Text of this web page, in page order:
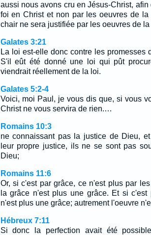
aussi nous avons cru en Jésus-Christ,
foi en Christ et non par les oeuvres de
chair ne sera justifiée par les oeuvres de la
Galates 3:21
La loi est-elle donc contre les promesses
S'il eût été donné une loi qui pût
viendrait réellement de la loi.
Galates 5:2-4
Voici, moi Paul, je vous dis que, si vous
Christ ne vous servira de rien.…
Romains 10:3
ne connaissant pas la justice de Dieu,
leur propre justice, ils ne se sont pas
Dieu;
Romains 11:6
Or, si c'est par grâce, ce n'est plus par
la grâce n'est plus une grâce. Et si c'est
n'est plus une grâce; autrement l'oeuvre
Hébreux 7:11
Si donc la perfection avait été